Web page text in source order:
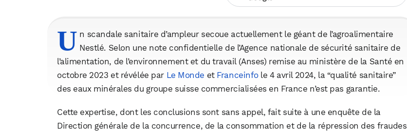
U n scandale sanitaire d’ampleur secoue actuellement le géant de l’agroalimentaire
Nestlé. Selon une note confidentielle de l’Agence nationale de sécurité sanitaire de
l’alimentation, de l’environnement et du travail (Anses) remise au ministère de la Santé en
octobre 2023 et révélée par Le Monde et Franceinfole 4 avril 2024, la “qualité sanitaire”
des eaux minérales du groupe suisse commercialisées en France n’est pas garantie.
Cette expertise, dont les conclusions sont sans appel, fait suite à une enquête de la
Direction générale de la concurrence, de la consommation et de la répression des fraudes